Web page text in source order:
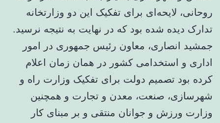
روحانی، لایحه‌ای برای تفکیک این دو وزارتخانه
تدارک دیده شده بود که در نهایت به نتیجه نرسید.
جمشید انصاری، معاون رئیس جمهوری در امور
اداری و استخدامی کشور در همان زمان اعلام
کرده بود تصمیم دولت برای تفکیک وزارت راه‌ و
شهرسازی، صنعت، معدن و تجارت و همچنین
وزارت ورزش و جوانان منتقی و بر مبنای کار